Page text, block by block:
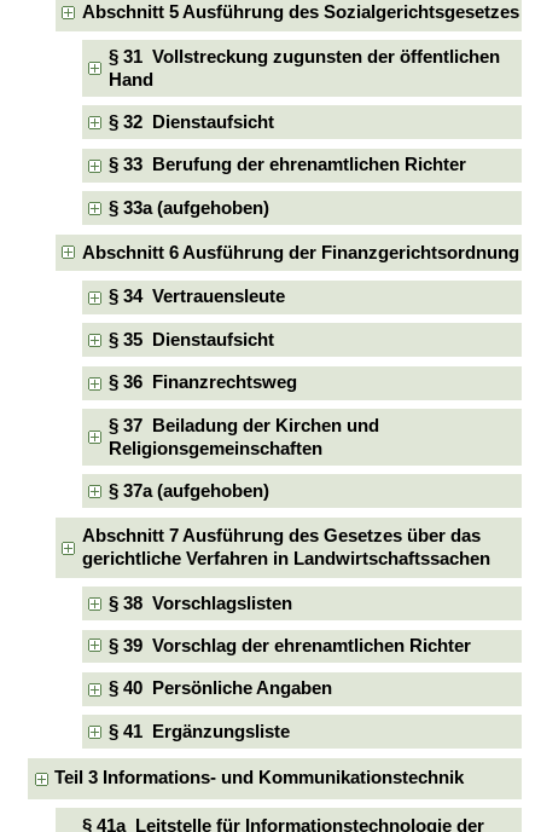
Abschnitt 5 Ausführung des Sozialgerichtsgesetzes
§ 31 Vollstreckung zugunsten der öffentlichen
Hand
§ 32 Dienstaufsicht
§ 33 Berufung der ehrenamtlichen Richter
§ 33a (aufgehoben)
Abschnitt 6 Ausführung der Finanzgerichtsordnung
§ 34 Vertrauensleute
§ 35 Dienstaufsicht
§ 36 Finanzrechtsweg
§ 37 Beiladung der Kirchen und
Religionsgemeinschaften
§ 37a (aufgehoben)
Abschnitt 7 Ausführung des Gesetzes über das
gerichtliche Verfahren in Landwirtschaftssachen
§ 38 Vorschlagslisten
§ 39 Vorschlag der ehrenamtlichen Richter
§ 40 Persönliche Angaben
§ 41 Ergänzungsliste
Teil 3 Informations- und Kommunikationstechnik
§ 41a Leitstelle für Informationstechnologie der